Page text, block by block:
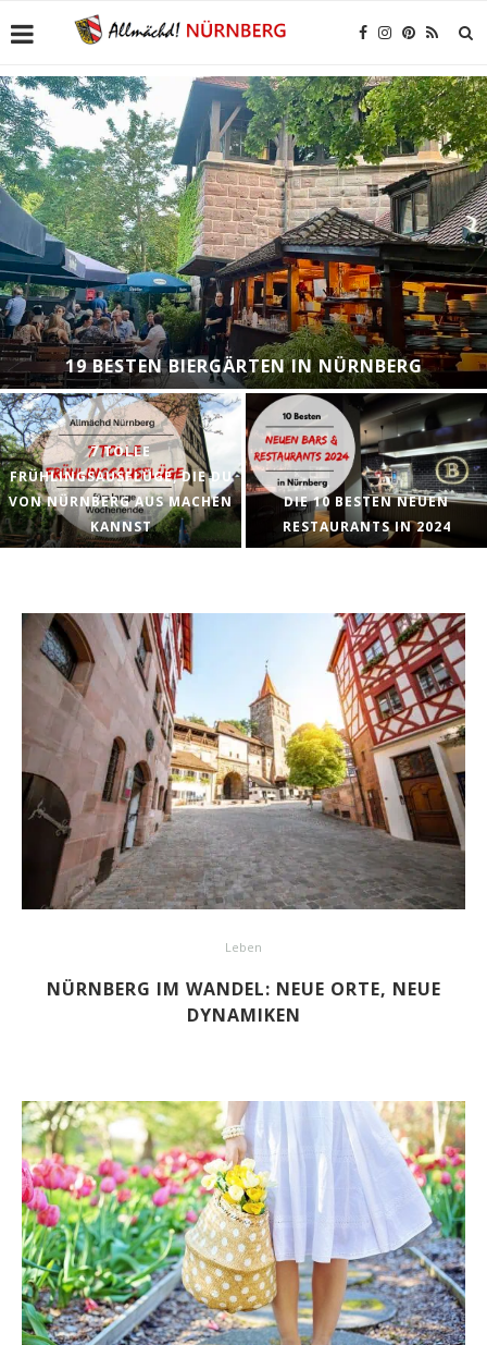
19 BESTEN BIERGÄRTEN IN NÜRNBERG
7 TOLLE
FRÜHLINGSAUSFLÜGE, DIE DU
VON NÜRNBERG AUS MACHEN
KANNST
DIE 10 BESTEN NEUEN
RESTAURANTS IN 2024
Leben
NÜRNBERG IM WANDEL: NEUE ORTE, NEUE
DYNAMIKEN